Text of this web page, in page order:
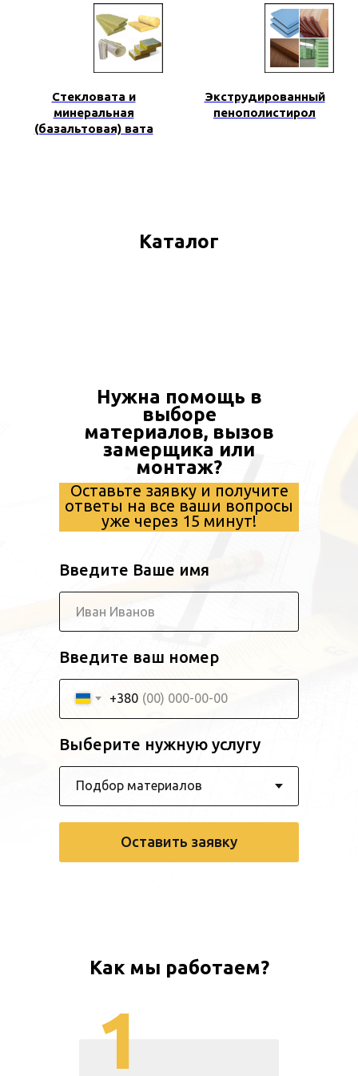
block from
adaptability. Everything
Стекловата и
минеральная
(базальтовая) вата
Экструдированный
пенополистирол
Каталог
Нужна помощь в
выборе
материалов, вызов
замерщика или
монтаж?
Оставьте заявку и получите
ответы на все ваши вопросы
уже через 15 минут!
Введите Ваше имя
Введите ваш номер
+380
Выберите нужную услугу
Оставить заявку
1
Как мы работаем?